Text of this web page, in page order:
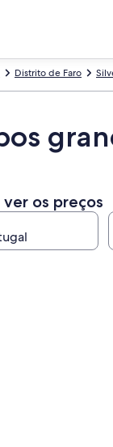
Distrito de Faro
ver os preços